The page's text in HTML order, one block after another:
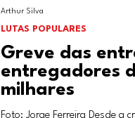
Greve das
entregadores
milhares
Foto: Jorge Ferreira Desde a
LUTAS POPULARES
Arthur Silva